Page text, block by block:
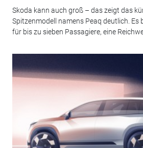
Skoda kann auch groß – das zeigt das
Spitzenmodell namens Peaq deutlich. Es
für bis zu sieben Passagiere, eine